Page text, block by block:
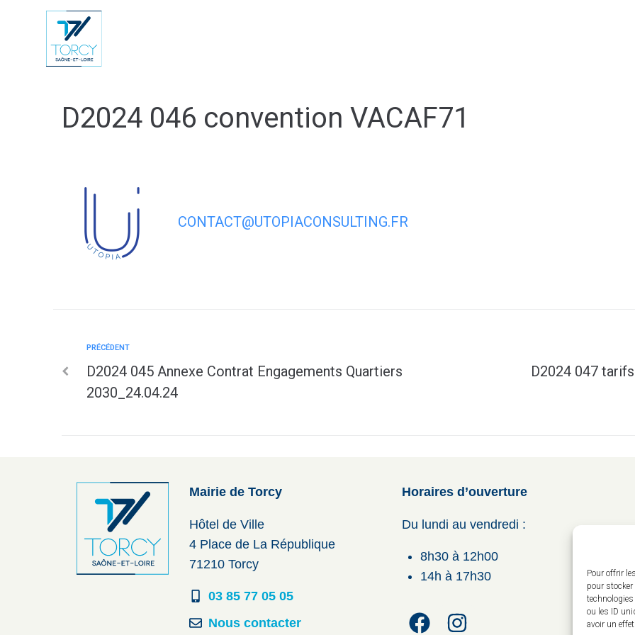
Pour offrir
pour
ou les ID
avoir un
D2024 046 convention VACAF71
CONTACT@UTOPIACONSULTING.FR
PRÉCÉDENT
D2024 045 Annexe Contrat Engagements Quartiers
2030_24.04.24
D2024 047
Mairie de Torcy
Hôtel de Ville
4 Place de La République
71210 Torcy
03 85 77 05 05
Nous contacter
Horaires d’ouverture
Du lundi au vendredi :
8h30 à 12h00
14h à 17h30